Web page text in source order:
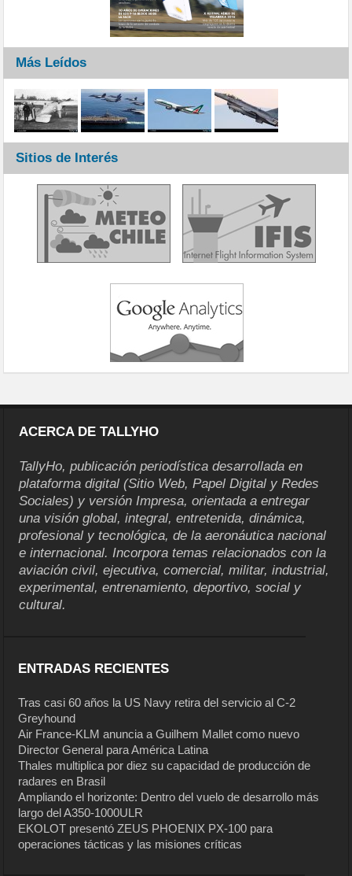
Más Leídos
Sitios de Interés
ACERCA DE TALLYHO
TallyHo, publicación periodística desarrollada en
plataforma digital (Sitio Web, Papel Digital y Redes
Sociales) y versión Impresa, orientada a entregar
una visión global, integral, entretenida, dinámica,
profesional y tecnológica, de la aeronáutica nacional
e internacional. Incorpora temas relacionados con la
aviación civil, ejecutiva, comercial, militar, industrial,
experimental, entrenamiento, deportivo, social y
cultural.
ENTRADAS RECIENTES
Tras casi 60 años la US Navy retira del servicio al C-2
Greyhound
Air France-KLM anuncia a Guilhem Mallet como nuevo
Director General para América Latina
Thales multiplica por diez su capacidad de producción de
radares en Brasil
Ampliando el horizonte: Dentro del vuelo de desarrollo más
largo del A350-1000ULR
EKOLOT presentó ZEUS PHOENIX PX-100 para
operaciones tácticas y las misiones críticas